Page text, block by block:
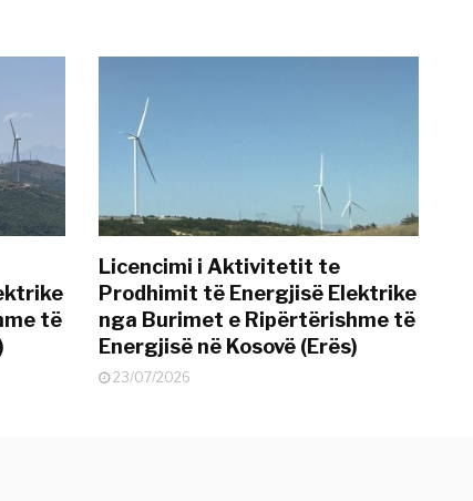
të
Licencimi i Aktivitetit te
Prodhimit të Energjisë Elektrike
nga Burimet e Ripërtërishme të
Energjisë në Kosovë (Erës)
23/07/2026